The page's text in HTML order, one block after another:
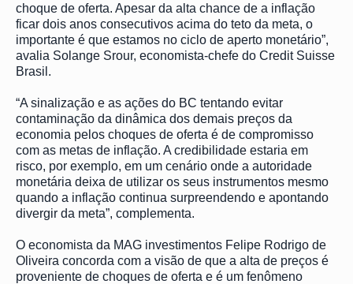
choque de oferta. Apesar da alta chance de a inflação
ficar dois anos consecutivos acima do teto da meta, o
importante é que estamos no ciclo de aperto monetário”,
avalia Solange Srour, economista-chefe do Credit Suisse
Brasil.
“A sinalização e as ações do BC tentando evitar
contaminação da dinâmica dos demais preços da
economia pelos choques de oferta é de compromisso
com as metas de inflação. A credibilidade estaria em
risco, por exemplo, em um cenário onde a autoridade
monetária deixa de utilizar os seus instrumentos mesmo
quando a inflação continua surpreendendo e apontando
divergir da meta”, complementa.
O economista da MAG investimentos Felipe Rodrigo de
Oliveira concorda com a visão de que a alta de preços é
proveniente de choques de oferta e é um fenômeno